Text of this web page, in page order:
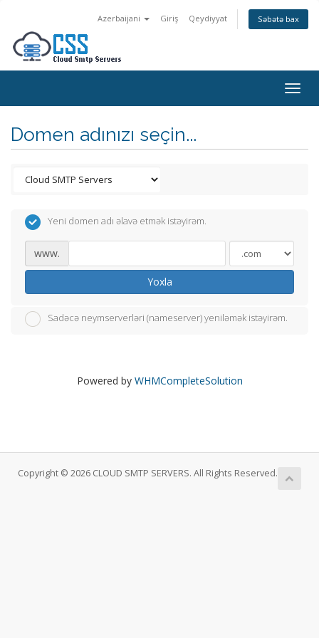
Azerbaijani Giriş Qeydiyyat Səbətə bax
Domen adınızı seçin...
Yeni domen adı əlavə etmək istəyirəm.
www.
Yoxla
Sadəcə neymserverləri (nameserver) yeniləmək istəyirəm.
Powered by WHMCompleteSolution
Copyright © 2026 CLOUD SMTP SERVERS. All Rights Reserved.